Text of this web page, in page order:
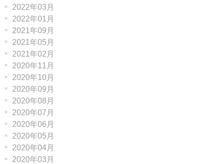
2022年03月
2022年01月
2021年09月
2021年05月
2021年02月
2020年11月
2020年10月
2020年09月
2020年08月
2020年07月
2020年06月
2020年05月
2020年04月
2020年03月